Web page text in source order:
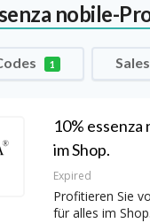
nobile-
1 Sales
10%
im Shop.
Expired
Profitieren Sie
für alles im Shop.